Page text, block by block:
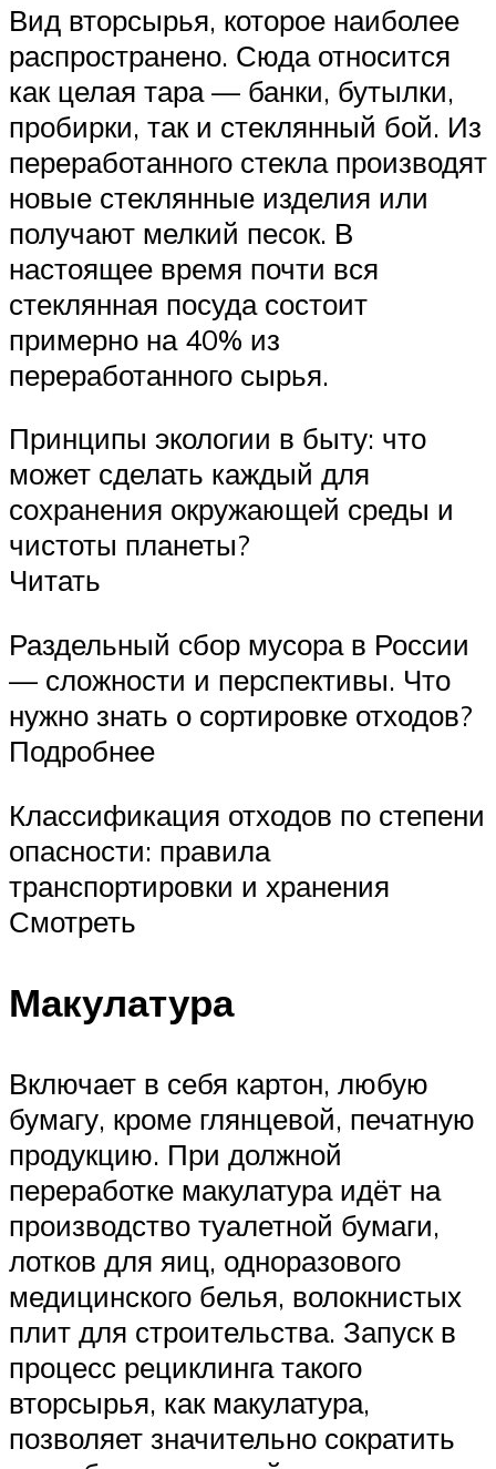
Вид вторсырья, которое наиболее
распространено. Сюда относится
как целая тара — банки, бутылки,
пробирки, так и стеклянный бой. Из
переработанного стекла производят
новые стеклянные изделия или
получают мелкий песок. В
настоящее время почти вся
стеклянная посуда состоит
примерно на 40% из
переработанного сырья.
Принципы экологии в быту: что
может сделать каждый для
сохранения окружающей среды и
чистоты планеты?
Читать
Раздельный сбор мусора в России
— сложности и перспективы. Что
нужно знать о сортировке отходов?
Подробнее
Классификация отходов по степени
опасности: правила
транспортировки и хранения
Смотреть
Макулатура
Включает в себя картон, любую
бумагу, кроме глянцевой, печатную
продукцию. При должной
переработке макулатура идёт на
производство туалетной бумаги,
лотков для яиц, одноразового
медицинского белья, волокнистых
плит для строительства. Запуск в
процесс рециклинга такого
вторсырья, как макулатура,
позволяет значительно сократить